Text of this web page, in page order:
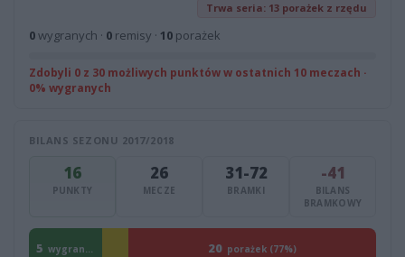
Trwa seria: 13 porażek z rzędu
0wygranych · 0 remisy · 10 porażek
Zdobyli 0 z 30 możliwych punktów w ostatnich 10 meczach ·
0% wygranych
BILANS SEZONU 2017/2018
16
PUNKTY
26
MECZE
31-72
BRAMKI
-41
BILANS
BRAMKOWY
5 wygranych (19%) 20 porażek (77%)